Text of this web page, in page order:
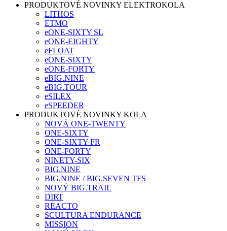
PRODUKTOVÉ NOVINKY ELEKTROKOLA
LITHOS
ETMO
eONE-SIXTY SL
eONE-EIGHTY
eFLOAT
eONE-SIXTY
eONE-FORTY
eBIG.NINE
eBIG.TOUR
eSILEX
eSPEEDER
PRODUKTOVÉ NOVINKY KOLA
NOVÁ ONE-TWENTY
ONE-SIXTY
ONE-SIXTY FR
ONE-FORTY
NINETY-SIX
BIG.NINE
BIG.NINE / BIG.SEVEN TFS
NOVÝ BIG.TRAIL
DIRT
REACTO
SCULTURA ENDURANCE
MISSION